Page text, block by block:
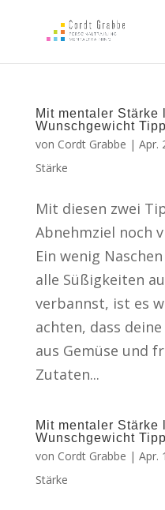
Mit mentaler Stärke
Wunschgewicht
von Cordt Grabbe | Apr.
Stärke
Mit diesen zwei
Abnehmziel noch
Ein wenig
alle Süßigkeiten
verbannst, ist es
achten, dass
aus Gemüse und
Zutaten...
Mit mentaler Stärke
Wunschgewicht
von Cordt Grabbe | Apr.
Stärke